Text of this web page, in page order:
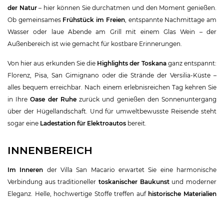
der Natur– hier können Sie durchatmen und den Moment genießen.
Ob gemeinsames Frühstück im Freien, entspannte Nachmittage am
Wasser oder laue Abende am Grill mit einem Glas Wein – der
Außenbereich ist wie gemacht für kostbare Erinnerungen.
Von hier aus erkunden Sie die Highlights der Toskanaganz entspannt:
Florenz, Pisa, San Gimignano oder die Strände der Versilia-Küste –
alles bequem erreichbar. Nach einem erlebnisreichen Tag kehren Sie
in IhreOase der Ruhezurück und genießen den Sonnenuntergang
über der Hügellandschaft. Und für umweltbewusste Reisende steht
sogar eine Ladestation für Elektroautos bereit.
INNENBEREICH
Im Inneren der Villa San Macario erwartet Sie eine harmonische
Verbindung aus traditioneller toskanischer Baukunstund moderner
Eleganz. Helle, hochwertige Stoffe treffen auf historische Materialien